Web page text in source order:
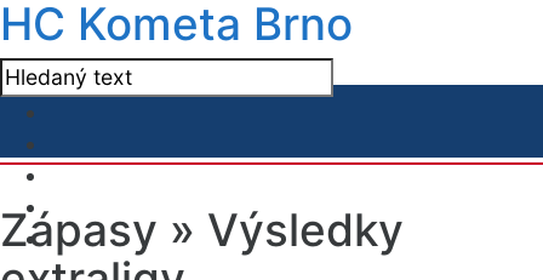
HC Kometa Brno
Zápasy » Výsledky